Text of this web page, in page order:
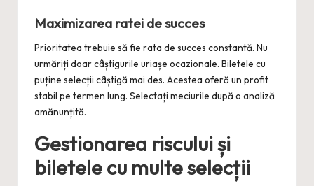
Maximizarea ratei de succes
Prioritatea trebuie să fie rata de succes constantă. Nu
urmăriți doar câștigurile uriașe ocazionale. Biletele cu
puține selecții câștigă mai des. Acestea oferă un profit
stabil pe termen lung. Selectați meciurile după o analiză
amănunțită.
Gestionarea riscului și
biletele cu multe selecții